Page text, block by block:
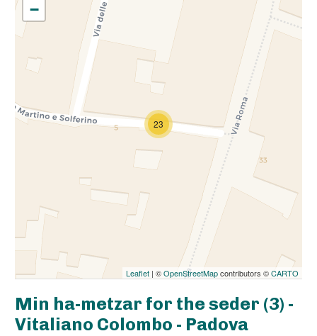
23
−
Leaflet | ©OpenStreetMapcontributors ©CARTO
Min ha-metzar for the seder (3) -
Vitaliano Colombo - Padova